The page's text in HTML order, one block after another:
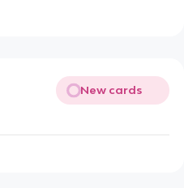
New cards